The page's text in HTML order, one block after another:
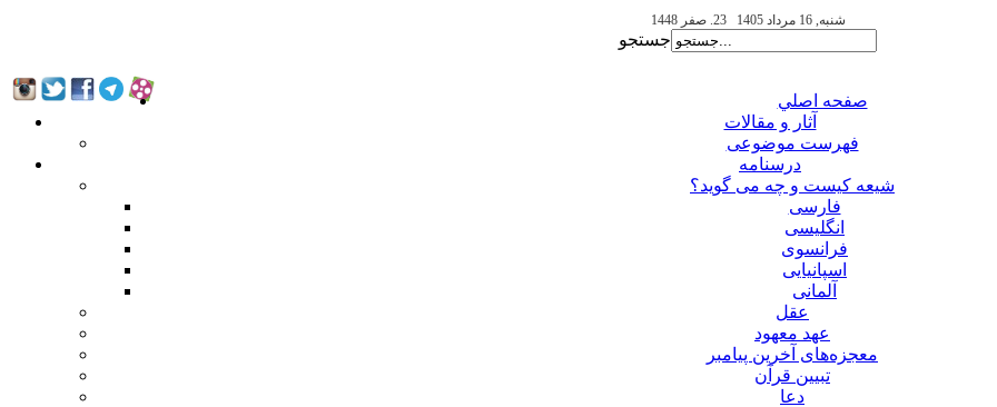
شنبه, 16 مرداد 1405 23. صفر 1448
جستجو
صفحه اصلي
آثار و مقالات
فهرست موضوعی
درسنامه
شیعه کیست و چه می گوید؟
فارسی
انگلیسی
فرانسوی
اسپانیایی
آلمانی
عقل
عهد معهود
معجزه‌های آخرین پیامبر
تبيين قرآن
دعا